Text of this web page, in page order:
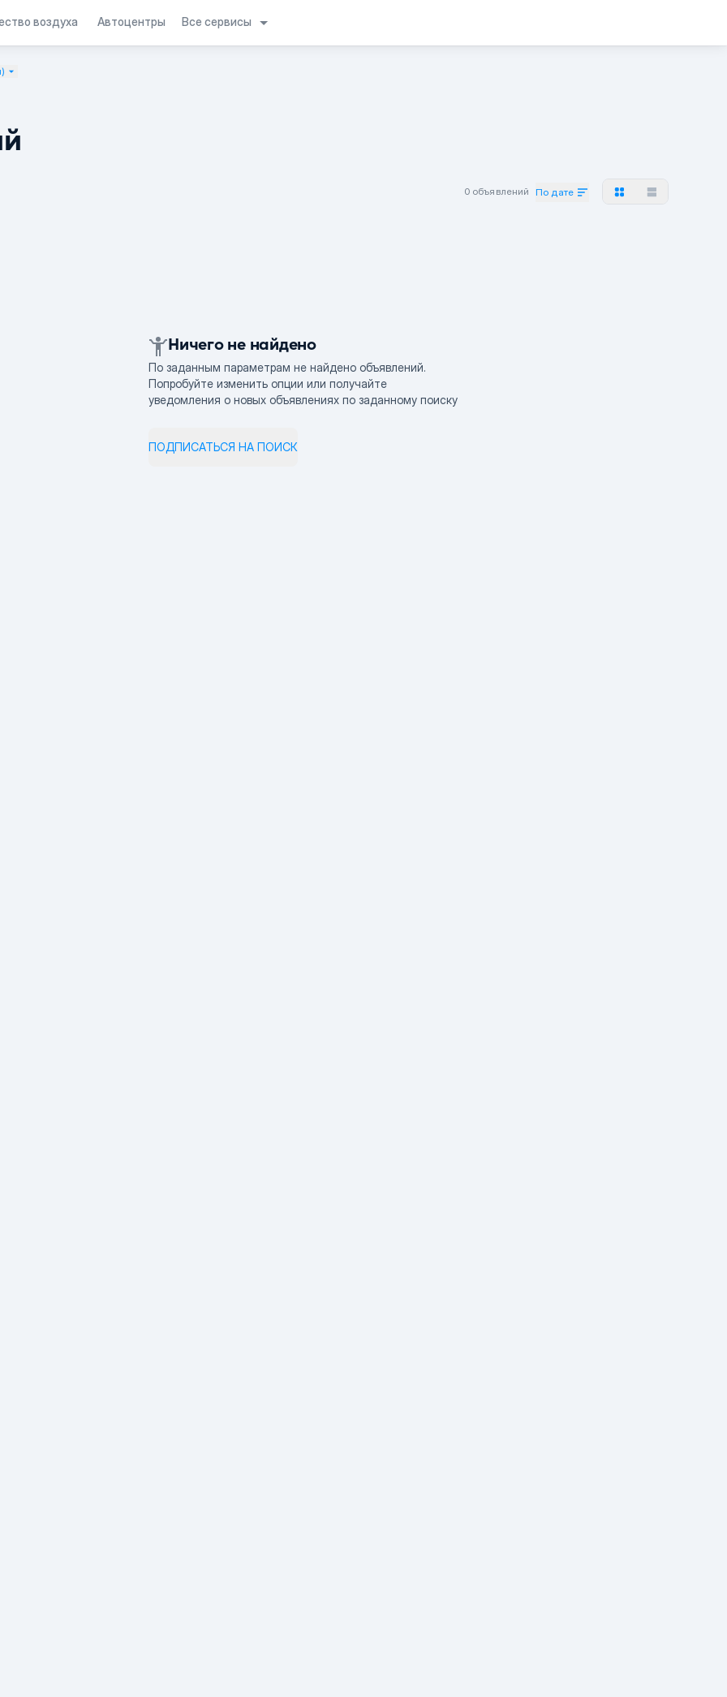
воздуха Автоцентры Все сервисы
0 объявлений По дате
Ничего не найдено
По заданным параметрам не найдено объявлений.
Попробуйте изменить опции или получайте
уведомления о новых объявлениях по заданному поиску
ПОДПИСАТЬСЯ НА ПОИСК